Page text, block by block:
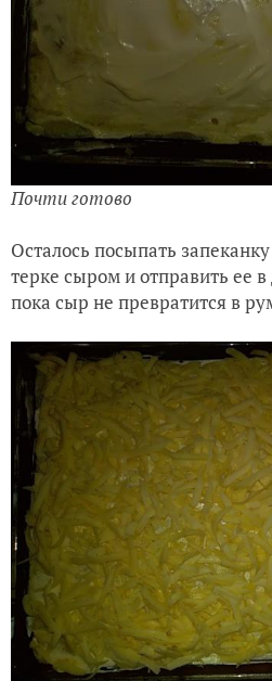
Почти готово
Осталось посыпать
терке сыром и отправить ее в
пока сыр не превратится в